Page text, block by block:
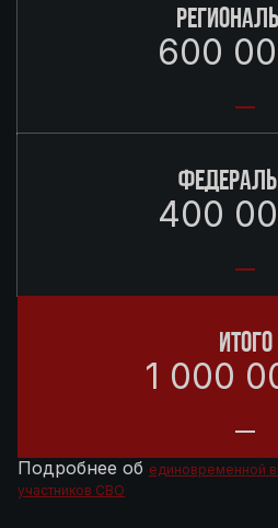
600
400
ИТОГО
1 000
Подробнее об единовременной
участников СВО